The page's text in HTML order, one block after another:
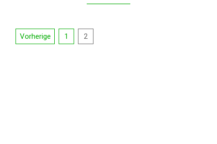
Seitennummerierung
Vorherige 1 2